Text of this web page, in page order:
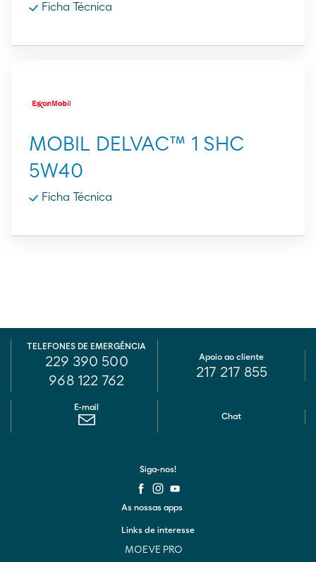
Ficha Técnica
MOBIL DELVAC™ 1 SHC
5W40
Ficha Técnica
TELEFONES DE EMERGÊNCIA
229 390 500
968 122 762
E-mail
Chat
Apoio ao cliente
217 217 855
Links de interesse
MOEVE PRO
As nossas apps
Siga-nos!